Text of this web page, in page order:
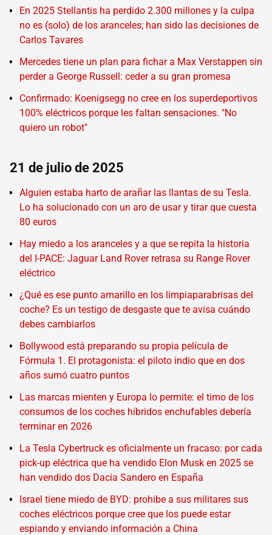
En 2025 Stellantis ha perdido 2.300 millones y la culpa
no es (solo) de los aranceles; han sido las decisiones de
Carlos Tavares
Mercedes tiene un plan para fichar a Max Verstappen sin
perder a George Russell: ceder a su gran promesa
Confirmado: Koenigsegg no cree en los superdeportivos
100% eléctricos porque les faltan sensaciones. "No
quiero un robot"
21 de julio de 2025
Alguien estaba harto de arañar las llantas de su Tesla.
Lo ha solucionado con un aro de usar y tirar que cuesta
80 euros
Hay miedo a los aranceles y a que se repita la historia
del I-PACE: Jaguar Land Rover retrasa su Range Rover
eléctrico
¿Qué es ese punto amarillo en los limpiaparabrisas del
coche? Es un testigo de desgaste que te avisa cuándo
debes cambiarlos
Bollywood está preparando su propia película de
Fórmula 1. El protagonista: el piloto indio que en dos
años sumó cuatro puntos
Las marcas mienten y Europa lo permite: el timo de los
consumos de los coches híbridos enchufables debería
terminar en 2026
La Tesla Cybertruck es oficialmente un fracaso: por cada
pick-up eléctrica que ha vendido Elon Musk en 2025 se
han vendido dos Dacia Sandero en España
Israel tiene miedo de BYD: prohibe a sus militares sus
coches eléctricos porque cree que los puede estar
espiando y enviando información a China